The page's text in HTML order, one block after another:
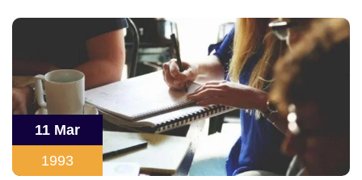
11 Mar
1993